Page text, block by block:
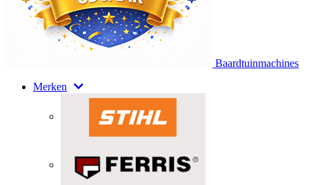
Baardtuinmachines
Merken